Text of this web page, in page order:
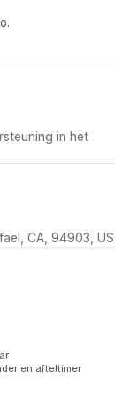
in het
CA, 94903, US
en afteltimer